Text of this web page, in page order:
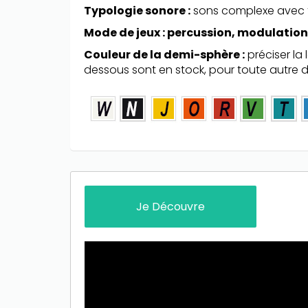
Typologie sonore :sons complexe
Mode de jeux : percussion,
Couleur de la demi-sphère :préciser la
dessous sont en stock, pour toute autre
Je Découvre
want to win a huge amount on your
credits!